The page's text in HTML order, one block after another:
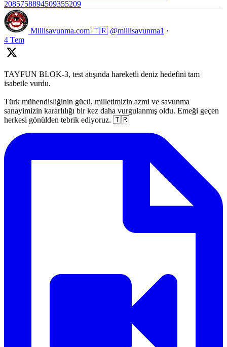
2085758894509355209
Millisavunma.com 🇹🇷 @millisavunma1 ·
4 Tem
TAYFUN BLOK-3, test atışında hareketli deniz hedefini tam
isabetle vurdu.
Türk mühendisliğinin gücü, milletimizin azmi ve savunma
sanayimizin kararlılığı bir kez daha vurgulanmış oldu. Emeği geçen
herkesi gönülden tebrik ediyoruz. 🇹🇷